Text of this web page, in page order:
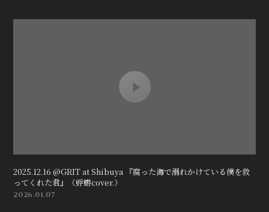
2025.12.16 @GRIT at Shibuya 『腐った海で溺れかけている僕を救
ってくれた君』（蜉蝣cover.）
2026.01.07